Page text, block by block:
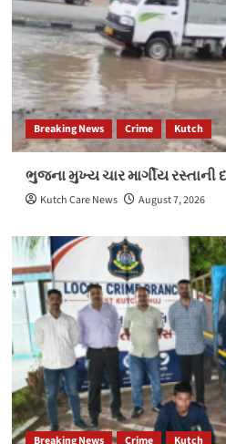
Breaking News Crime Kutch
ભુજના મુખ્ય ચાર માર્ગીય
Kutch Care News August 7, 2026
Breaking News Crime Kutch